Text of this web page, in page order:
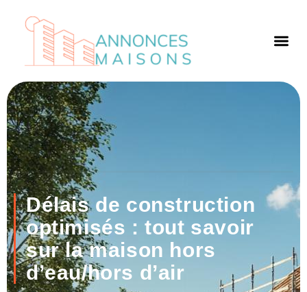
Délais de construction
optimisés : tout savoir
sur la maison hors
d’eau/hors d’air